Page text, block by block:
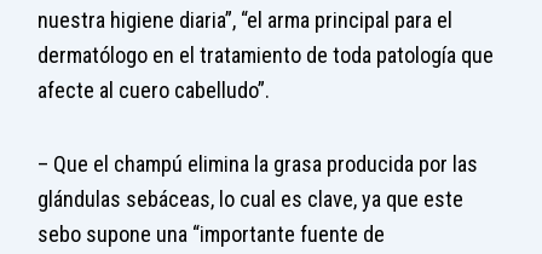
nuestra higiene diaria”, “el arma principal para el
dermatólogo en el tratamiento de toda patología que
afecte al cuero cabelludo”.
– Que el champú elimina la grasa producida por las
glándulas sebáceas, lo cual es clave, ya que este
sebo supone una “importante fuente de